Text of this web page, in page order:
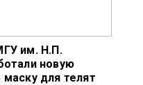
им. Н.П.
новую
для телят